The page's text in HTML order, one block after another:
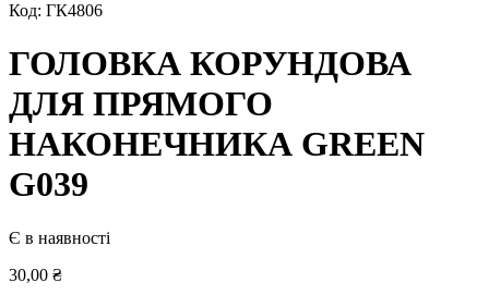
Код: ГК4806
ГОЛОВКА КОРУНДОВА
ДЛЯ ПРЯМОГО
НАКОНЕЧНИКА GREEN
G039
Є в наявності
30,00 ₴